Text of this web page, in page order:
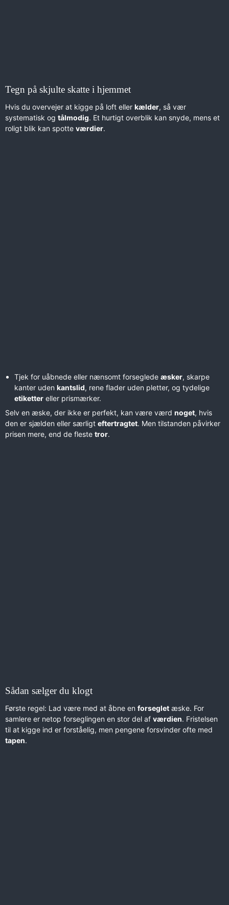
Tegn på skjulte skatte i hjemmet
Hvis du overvejer at kigge på loft eller kælder, så vær
systematisk og tålmodig. Et hurtigt overblik kan snyde, mens et
roligt blik kan spotte værdier.
Tjek for uåbnede eller nænsomt forseglede æsker, skarpe
kanter uden kantslid, rene flader uden pletter, og tydelige
etikettereller prismærker.
Selv en æske, der ikke er perfekt, kan være værd noget, hvis
den er sjælden eller særligt eftertragtet. Men tilstanden påvirker
prisen mere, end de fleste tror.
Sådan sælger du klogt
Første regel: Lad være med at åbne en forseglet æske. For
samlere er netop forseglingen en stor del af værdien. Fristelsen
til at kigge ind er forståelig, men pengene forsvinder ofte med
tapen.